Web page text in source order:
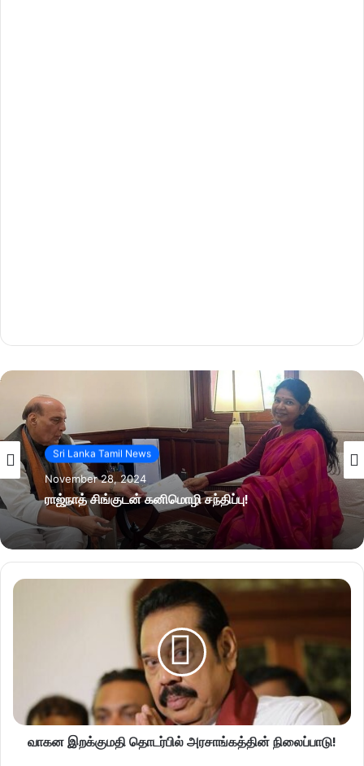
Sri Lanka Tamil News
November 28, 2024
ராஜ்நாத் சிங்குடன் கனிமொழி சந்திப்பு!
வாகன இறக்குமதி தொடர்பில் அரசாங்கத்தின் நிலைப்பாடு!